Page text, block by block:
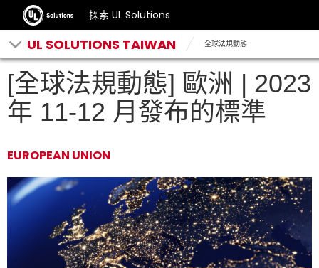
探索 UL Solutions
UL SOLUTIONS TAIWAN 全球法規動態
[全球法規動態] 歐洲 | 2023
年 11-12 月發布的標準
EUROPEAN UNION